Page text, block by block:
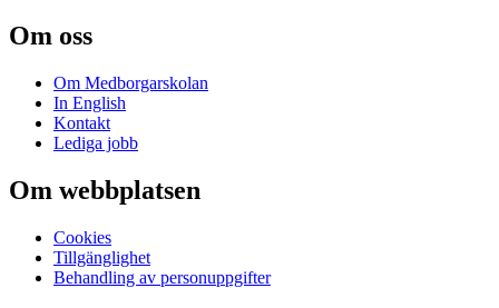
Om oss
Om Medborgarskolan
In English
Kontakt
Lediga jobb
Om webbplatsen
Cookies
Tillgänglighet
Behandling av personuppgifter